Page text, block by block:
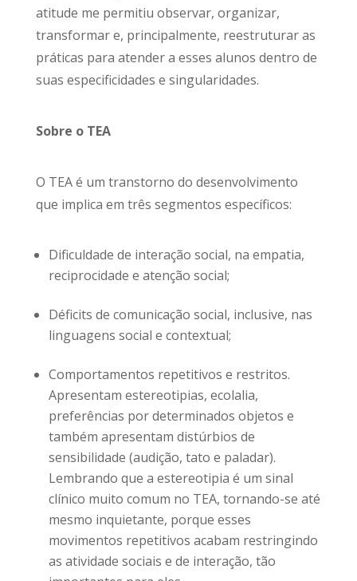
atitude me permitiu observar, organizar,
transformar e, principalmente, reestruturar as
práticas para atender a esses alunos dentro de
suas especificidades e singularidades.
Sobre o TEA
O TEA é um transtorno do desenvolvimento
que implica em três segmentos específicos:
Dificuldade de interação social, na empatia,
reciprocidade e atenção social;
Déficits de comunicação social, inclusive, nas
linguagens social e contextual;
Comportamentos repetitivos e restritos.
Apresentam estereotipias, ecolalia,
preferências por determinados objetos e
também apresentam distúrbios de
sensibilidade (audição, tato e paladar).
Lembrando que a estereotipia é um sinal
clínico muito comum no TEA, tornando-se até
mesmo inquietante, porque esses
movimentos repetitivos acabam restringindo
as atividade sociais e de interação, tão